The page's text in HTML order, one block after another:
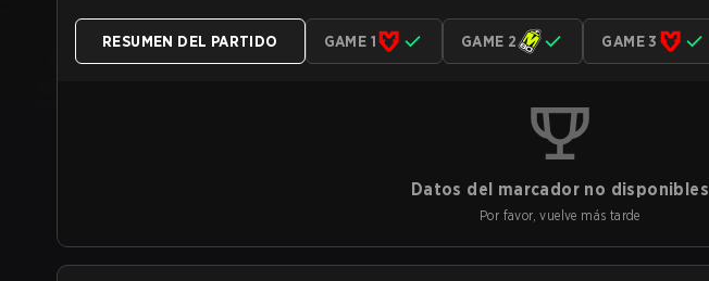
RESUMEN DEL PARTIDO GAME 1 GAME 2 GAME 3
Datos del marcador no disponibles
Por favor, vuelve más tarde